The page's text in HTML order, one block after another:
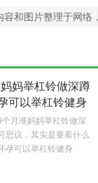
容和图片整理于网
妈举杠铃做深蹲
可以举杠铃健身
月准妈妈举杠铃做深
思议，其实是要看什么
孕可以举杠铃健身